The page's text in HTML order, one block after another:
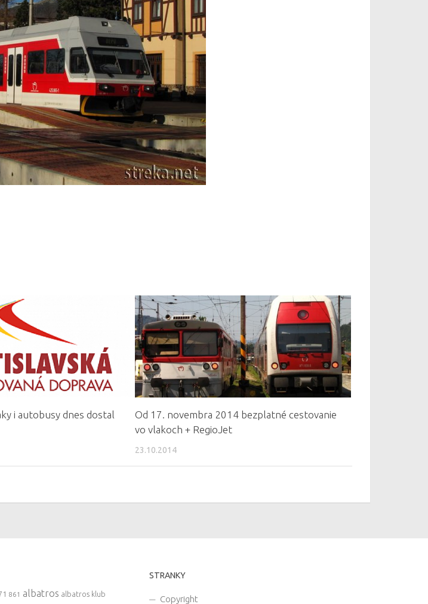
i autobusy dnes dostal
Od 17. novembra 2014 bezplatné cestovanie
vo vlakoch + RegioJet
23.10.2014
861 albatros albatros klub
STRANKY
Copyright